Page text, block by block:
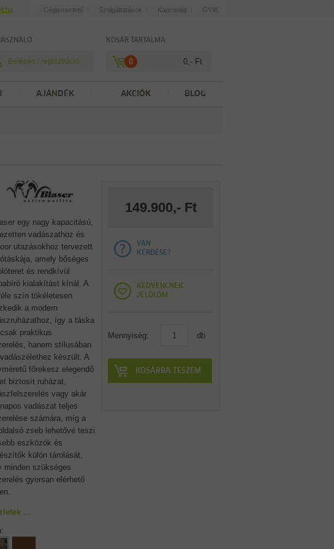
Cégismertető Szolgáltatások Kapcsolat GYIK
Belépés / regisztráció
KOSÁR TARTALMA
0 0,- Ft
BLOG
AKCIÓK
AJÁNDÉK
egy nagy kapacitású,
vadászathoz és
utazásokhoz tervezett
amely bőséges
és rendkívül
kialakítást kínál. A
szín tökéletesen
a modern
így a táska
praktikus
hanem stílusában
készült. A
főrekesz elegendő
biztosít ruházat,
vagy akár
vadászat teljes
számára, míg a
zseb lehetővé teszi
eszközök és
külön tárolását,
minden szükséges
gyorsan elérhető
...
149.900,- Ft
VAN
KÉRDÉSE?
KEDVENCNEK
JELÖLÖM
Mennyiség: db
KOSÁRBA TESZEM